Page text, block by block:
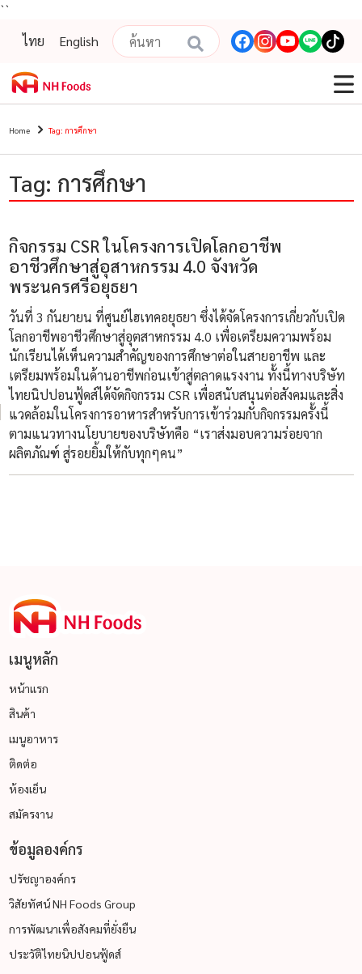
``
ไทย
English
Home Tag: การศึกษา
Tag: การศึกษา
กิจกรรม CSR ในโครงการเปิดโลกอาชีพ
อาชีวศึกษาสู่อุสาหกรรม 4.0 จังหวัด
พระนครศรีอยุธยา
วันที่ 3 กันยายน ที่ศูนย์ไฮเทคอยุธยา ซึ่งได้จัดโครงการเกี่ยวกับเปิด
โลกอาชีพอาชีวศึกษาสู่อุตสาหกรรม 4.0 เพื่อเตรียมความพร้อม
นักเรียนได้เห็นความสำคัญของการศึกษาต่อในสายอาชีพ และ
เตรียมพร้อมในด้านอาชีพก่อนเข้าสู่ตลาดแรงงาน ทั้งนี้ทางบริษัท
ไทยนิปปอนฟู้ดส์ได้จัดกิจกรรม CSR เพื่อสนับสนุนต่อสังคมและสิ่ง
แวดล้อมในโครงการอาหารสำหรับการเข้าร่วมกับกิจกรรมครั้งนี้
ตามแนวทางนโยบายของบริษัทคือ “เราส่งมอบความร่อยจาก
ผลิตภัณฑ์ สู่รอยยิ้มให้กับทุกๆคน”
เมนูหลัก
หน้าแรก
สินค้า
เมนูอาหาร
ติดต่อ
ห้องเย็น
สมัครงาน
ข้อมูลองค์กร
ปรัชญาองค์กร
วิสัยทัศน์ NH Foods Group
การพัฒนาเพื่อสังคมที่ยั่งยืน
ประวัติไทยนิปปอนฟู้ดส์